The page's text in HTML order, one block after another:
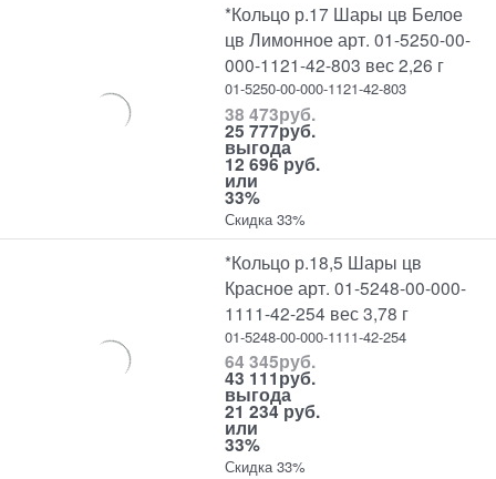
*Кольцо р.17 Шары цв Белое
цв Лимонное арт. 01-5250-00-
000-1121-42-803 вес 2,26 г
01-5250-00-000-1121-42-803
38 473руб.
25 777руб.
выгода
12 696 руб.
или
33%
Скидка 33%
*Кольцо р.18,5 Шары цв
Красное арт. 01-5248-00-000-
1111-42-254 вес 3,78 г
01-5248-00-000-1111-42-254
64 345руб.
43 111руб.
выгода
21 234 руб.
или
33%
Скидка 33%